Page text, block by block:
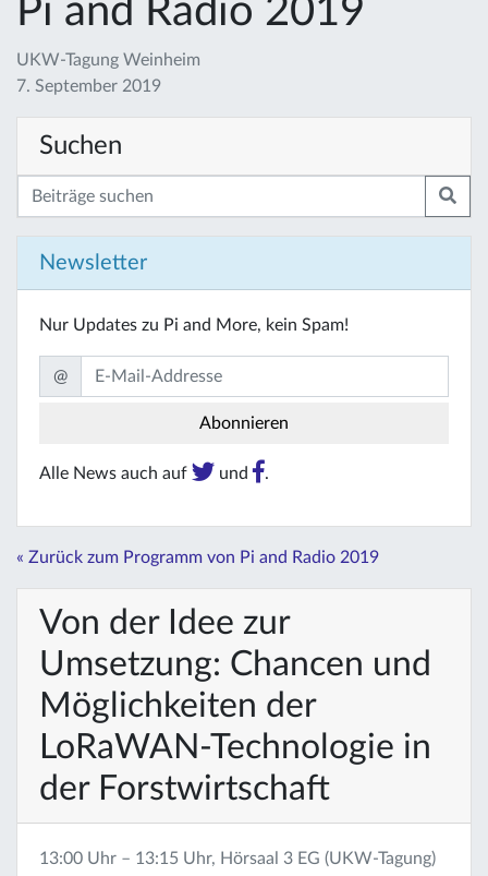
Pi and Radio 2019
UKW-Tagung Weinheim
7. September 2019
Suchen
Newsletter
Nur Updates zu Pi and More, kein Spam!
@
Alle News auch auf und .
« Zurück zum Programm von Pi and Radio 2019
Von der Idee zur
Umsetzung: Chancen und
Möglichkeiten der
LoRaWAN-Technologie in
der Forstwirtschaft
13:00 Uhr – 13:15 Uhr, Hörsaal 3 EG (UKW-Tagung)